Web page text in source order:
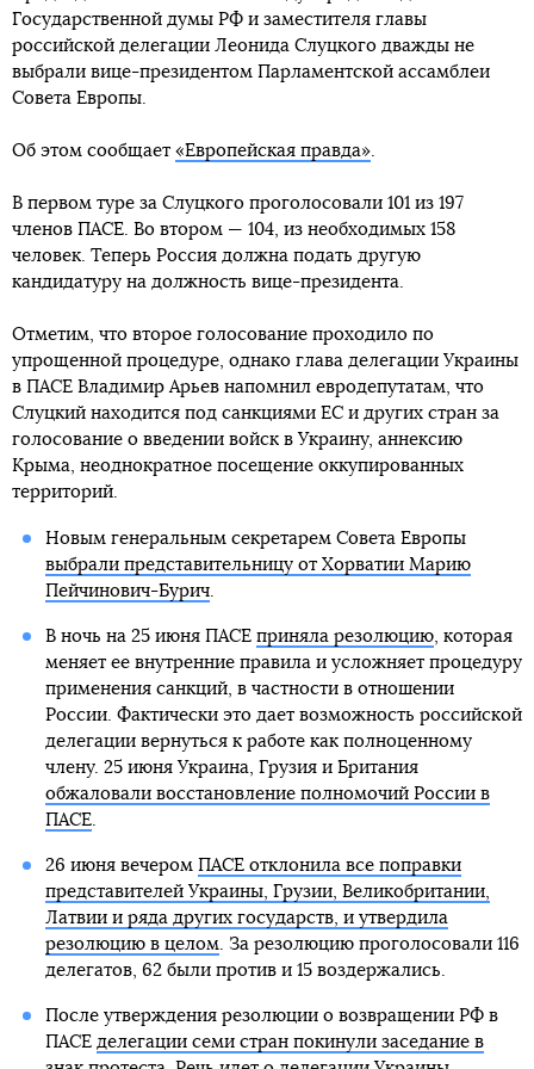
Государственной думы РФ и заместителя главы
российской делегации Леонида Слуцкого дважды не
выбрали вице-президентом Парламентской ассамблеи
Совета Европы.
Об этом сообщает «Европейская правда».
В первом туре за Слуцкого проголосовали 101 из 197
членов ПАСЕ. Во втором — 104, из необходимых 158
человек. Теперь Россия должна подать другую
кандидатуру на должность вице-президента.
Отметим, что второе голосование проходило по
упрощенной процедуре, однако глава делегации Украины
в ПАСЕ Владимир Арьев напомнил евродепутатам, что
Слуцкий находится под санкциями ЕС и других стран за
голосование о введении войск в Украину, аннексию
Крыма, неоднократное посещение оккупированных
территорий.
Новым генеральным секретарем Совета Европы
выбрали представительницу от Хорватии Марию
Пейчинович-Бурич.
В ночь на 25 июня ПАСЕ приняла резолюцию, которая
меняет ее внутренние правила и усложняет процедуру
применения санкций, в частности в отношении
России. Фактически это дает возможность российской
делегации вернуться к работе как полноценному
члену. 25 июня Украина, Грузия и Британия
обжаловали восстановление полномочий России в
ПАСЕ.
26 июня вечером ПАСЕ отклонила все поправки
представителей Украины, Грузии, Великобритании,
Латвии и ряда других государств, и утвердила
резолюцию в целом. За резолюцию проголосовали 116
делегатов, 62 были против и 15 воздержались.
После утверждения резолюции о возвращении РФ в
ПАСЕ делегации семи стран покинули заседание в